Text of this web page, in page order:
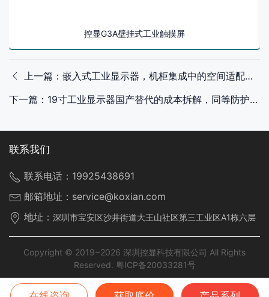
控显G3A壁挂式工业触摸屏
上一篇：嵌入式工业显示器，机柜集成中的空间适配与信号兼容设计
下一篇：19寸工业显示器国产替代的成本拆解，同等防护标准下集成商的实际降本空间
联系我们
联系电话： 19925438691
邮箱地址： service@koxian.com
地址： 深圳市宝安区沙井街道大王山社区第三工业区A1栋六层
Copyright © 2019~2026 深圳控显科技有限公司 All Rights
Reserved. 粤ICP备20033281号